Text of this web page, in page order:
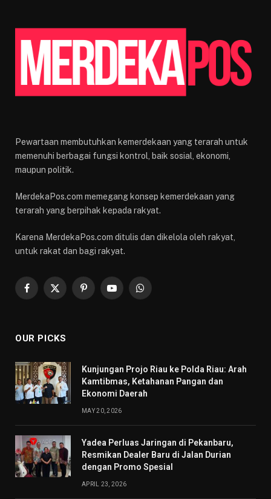
Pewartaan membutuhkan kemerdekaan yang terarah untuk
memenuhi berbagai fungsi kontrol, baik sosial, ekonomi,
maupun politik.
MerdekaPos.com memegang konsep kemerdekaan yang
terarah yang berpihak kepada rakyat.
Karena MerdekaPos.com ditulis dan dikelola oleh rakyat,
untuk rakat dan bagi rakyat.
Facebook
X
PinterestYouTubeWhatsApp
OUR PICKS
Kunjungan Projo Riau ke Polda Riau: Arah
Kamtibmas, Ketahanan Pangan dan
Ekonomi Daerah
MAY 20, 2026
Yadea Perluas Jaringan di Pekanbaru,
Resmikan Dealer Baru di Jalan Durian
dengan Promo Spesial
APRIL 23, 2026